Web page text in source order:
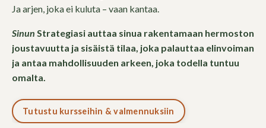
Ja arjen, joka ei kuluta – vaan kantaa.
Sinun Strategiasi auttaa sinua rakentamaan hermoston
joustavuutta ja sisäistä tilaa, joka palauttaa elinvoiman
ja antaa mahdollisuuden arkeen, joka todella tuntuu
omalta.
Tutustu kursseihin & valmennuksiin